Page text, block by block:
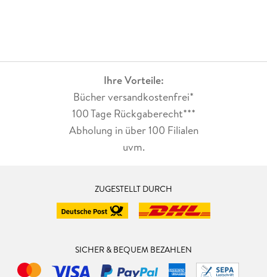
vermengen sich dunkle und eisige Blautöne mit klarem Weiß;
zudem finden sich dosiert hervorstechende Akzentuierungen
in Rot. Insgesamt ist "Die Puppe im Grase¿ eine schöne
Sammlung mit unbekannteren Märchen, die grandios
illustriert sind - ein perfektes Geschenk für
Ihre Vorteile:
Bücher versandkostenfrei*
100 Tage Rückgaberecht***
Abholung in über 100 Filialen
uvm.
ZUGESTELLT DURCH
SICHER & BEQUEM BEZAHLEN